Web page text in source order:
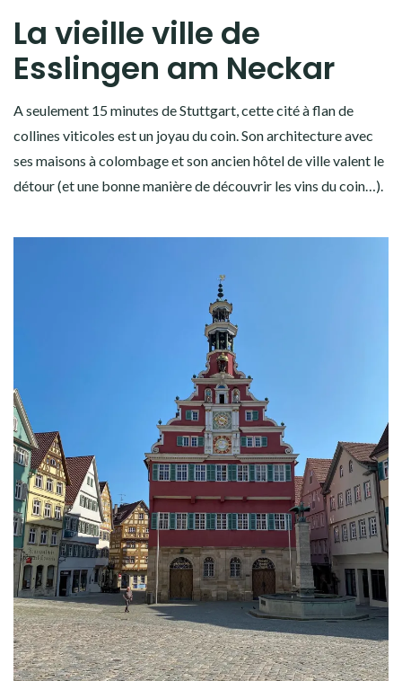
La vieille ville de
Esslingen am Neckar
A seulement 15 minutes de Stuttgart, cette cité à flan de
collines viticoles est un joyau du coin. Son architecture avec
ses maisons à colombage et son ancien hôtel de ville valent le
détour (et une bonne manière de découvrir les vins du coin…).